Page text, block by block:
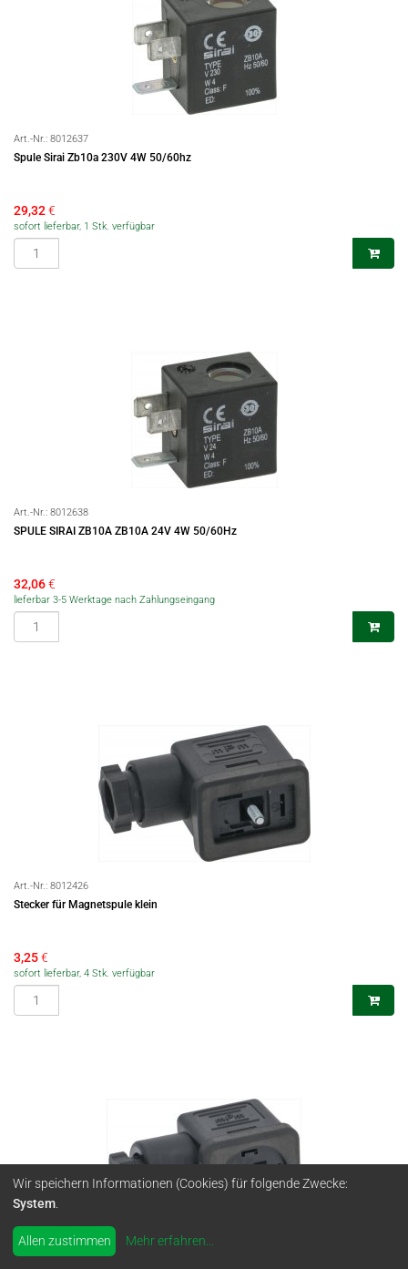
Art.-Nr.: 8012637
Spule Sirai Zb10a 230V 4W 50/60hz
29,32€
sofort lieferbar, 1 Stk. verfügbar
Art.-Nr.: 8012638
SPULE SIRAI ZB10A ZB10A 24V 4W 50/60Hz
32,06€
lieferbar 3-5 Werktage nach Zahlungseingang
Art.-Nr.: 8012426
Stecker für Magnetspule klein
3,25€
sofort lieferbar, 4 Stk. verfügbar
Art.-Nr.:8012420
Wir speichern Informationen (Cookies) für folgende Zwecke:
System
Allen zustimmen Mehr erfahren...